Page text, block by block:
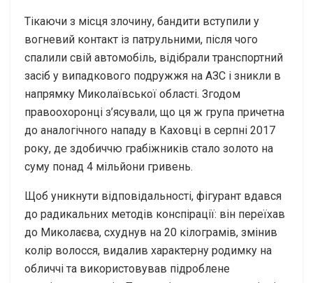
Тікаючи з місця злочину, бандити вступили у
вогневий контакт із патрульними, після чого
спалили свій автомобіль, відібрали транспортний
засіб у випадкового подружжя на АЗС і зникли в
напрямку Миколаївської області. Згодом
правоохоронці з’ясували, що ця ж група причетна
до аналогічного нападу в Каховці в серпні 2017
року, де здобиччю грабіжників стало золото на
суму понад 4 мільйони гривень.
Щоб уникнути відповідальності, фігурант вдався
до радикальних методів конспірації: він переїхав
до Миколаєва, схуднув на 20 кілограмів, змінив
колір волосся, видалив характерну родимку на
обличчі та використовував підроблене